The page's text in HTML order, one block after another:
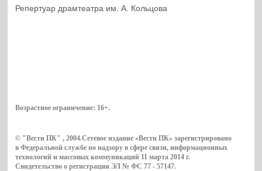
Репертуар драмтеатра им. А. Кольцова
Возрастное ограничение: 16+.
© "Вести ПК" , 2004.Сетевое издание «Вести ПК» зарегистрировано
в Федеральной службе по надзору в сфере связи, информационных
технологий и массовых коммуникаций 11 марта 2014 г.
Свидетельство о регистрации ЭЛ № ФС 77 - 57147.